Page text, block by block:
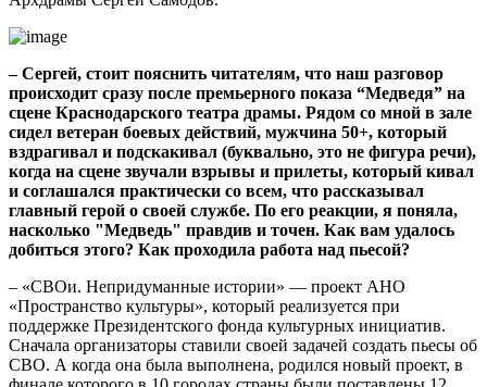
– Сергей, стоит пояснить читателям, что наш разговор
происходит сразу после премьерного показа “Медведя” на
сцене Краснодарского театра драмы. Рядом со мной в зале
сидел ветеран боевых действий, мужчина 50+, который
вздрагивал и подскакивал (буквально, это не фигура речи),
когда на сцене звучали взрывы и прилеты, который кивал
и соглашался практически со всем, что рассказывал
главный герой о своей службе. По его реакции, я поняла,
насколько "Медведь" правдив и точен. Как вам удалось
добиться этого? Как проходила работа над пьесой?
– «СВОи. Непридуманные истории» — проект АНО
«Пространство культуры», который реализуется при
поддержке Президентского фонда культурных инициатив.
Сначала организаторы ставили своей задачей создать пьесы об
СВО. А когда она была выполнена, родился новый проект, в